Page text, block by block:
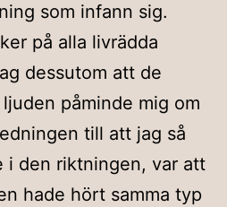
som infann sig.
på alla livrädda
dessutom att de
påminde mig om
till att jag så
i den riktningen, var att
hade hört samma typ